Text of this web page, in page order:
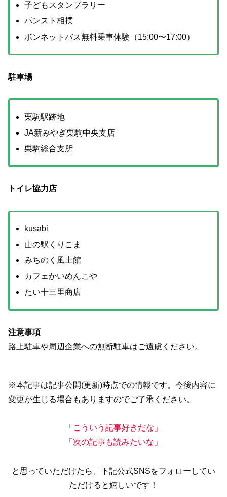
子どもスタンプラリー
パンスト相撲
ボンネットバス無料乗車体験（15:00〜17:00）
駐車場
栗駒駅跡地
JA新みやぎ栗駒中央支店
栗駒総合支所
トイレ協力店
kusabi
山の駅くりこま
みちのく風土館
カフェかいめんこや
たい十三里商店
注意事項
路上駐車や周辺企業への無断駐車はご遠慮ください。
※本記事は記事公開(更新)時点での情報です。今後内容に
変更が生じる場合もありますのでご了承ください。
「こういう記事好きだな」
「次の記事も読みたいな」
と思っていただけたら、下記公式SNSをフォローしてい
ただけると嬉しいです！